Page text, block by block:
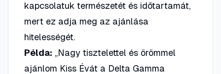
kapcsolatuk természetét és időtartamát,
mert ez adja meg az ajánlása
hitelességét.
Példa: „Nagy tisztelettel és örömmel
ajánlom Kiss Évát a Delta Gamma